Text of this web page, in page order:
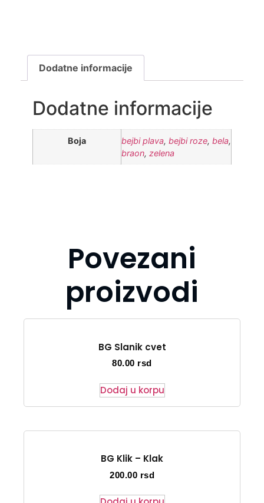
Dodatne informacije
Dodatne informacije
Boja bejbi plava, bejbi roze, bela,
braon, zelena
Povezani
proizvodi
BG Slanik cvet
80.00 rsd
Dodaj u korpu
BG Klik – Klak
200.00 rsd